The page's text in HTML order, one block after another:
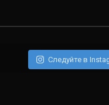
Следуйте в